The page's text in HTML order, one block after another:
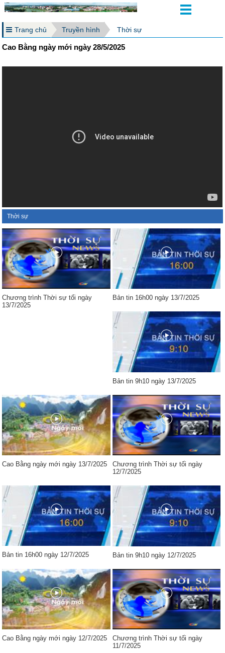
Trang chủ Truyền hình Thời sự
Cao Bằng ngày mới ngày 28/5/2025
Thời sự
Chương trình Thời sự tối ngày
13/7/2025
Bản tin 16h00 ngày 13/7/2025
Bản tin 9h10 ngày 13/7/2025
Cao Bằng ngày mới ngày 13/7/2025
Chương trình Thời sự tối ngày
12/7/2025
Bản tin 16h00 ngày 12/7/2025 Bản tin 9h10 ngày 12/7/2025
Cao Bằng ngày mới ngày 12/7/2025
Chương trình Thời sự tối ngày
11/7/2025